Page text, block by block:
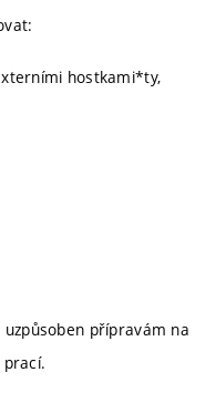
hostkami*ty,
přípravám na